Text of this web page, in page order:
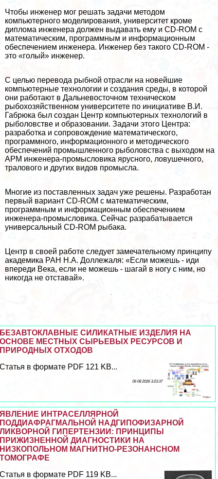
Чтобы инженер мог решать задачи методом
компьютерного моделирования, университет кроме
диплома инженера должен выдавать ему и CD-ROM с
математическим, программным и информационным
обеспечением инженера. Инженер без такого CD-ROM -
это «гoлый» инженер.
С целью перевода рыбной отрасли на новейшие
компьютерные технологии и создания среды, в которой
они работают в Дальневосточном техническом
рыбохозяйственном университете по инициативе В.И.
Габрюка был создан Центр компьютерных технологий в
рыболовстве и образовании. Задачи этого Центра:
разработка и сопровождение математического,
программного, информационного и методического
обеспечений промышленного рыболовства с выходом на
АРМ инженера-промысловика ярусного, ловушечного,
тралового и других видов промысла.
Многие из поставленных задач уже решены. Разработан
первый вариант CD-ROM с математическим,
программным и информационным обеспечением
инженера-промысловика. Сейчас разpaбатывается
универсальный CD-ROM рыбака.
Центр в своей работе следует замечательному принципу
академика РАН Н.А. Доллежаля: «Если можешь - иди
впереди Века, если не можешь - шагай в ногу с ним, но
никогда не отставай».
БЕЗАВТОКЛАВНЫЕ СИЛИКАТНЫЕ ИЗДЕЛИЯ НА
ОСНОВЕ МЕСТНЫХ СЫРЬЕВЫХ РЕСУРСОВ И
ПРИРОДНЫХ ОТХОДОВ
Статья в формате PDF 121 KB...
06 08 2026 3:23:37
ЯВЛЕНИЕ ИНТРАСЕЛЛЯРНОЙ
ПОДДИАФРАГМАЛЬНОЙ НАДГИПОФИЗАРНОЙ
ЛИКВОРНОЙ ГИПЕРТЕНЗИИ: ПРИНЦИПЫ
ПРИЖИЗНЕННОЙ ДИАГНОСТИКИ НА
НИЗКОПОЛЬНОМ МАГНИТНО-РЕЗОНАНСНОМ
ТОМОГРАФЕ
Статья в формате PDF 119 KB...